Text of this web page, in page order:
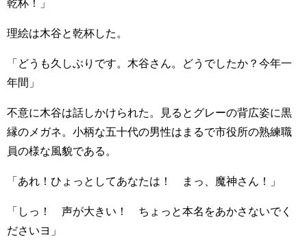
乾杯！」
理絵は木谷と乾杯した。
「どうも久しぶりです。木谷さん。どうでしたか？今年一
年間」
不意に木谷は話しかけられた。見るとグレーの背広姿に黒
縁のメガネ。小柄な五十代の男性はまるで市役所の熟練職
員の様な風貌である。
「あれ！ひょっとしてあなたは！ まっ、魔神さん！」
「しっ！ 声が大きい！ ちょっと本名をあかさないでく
ださいヨ」